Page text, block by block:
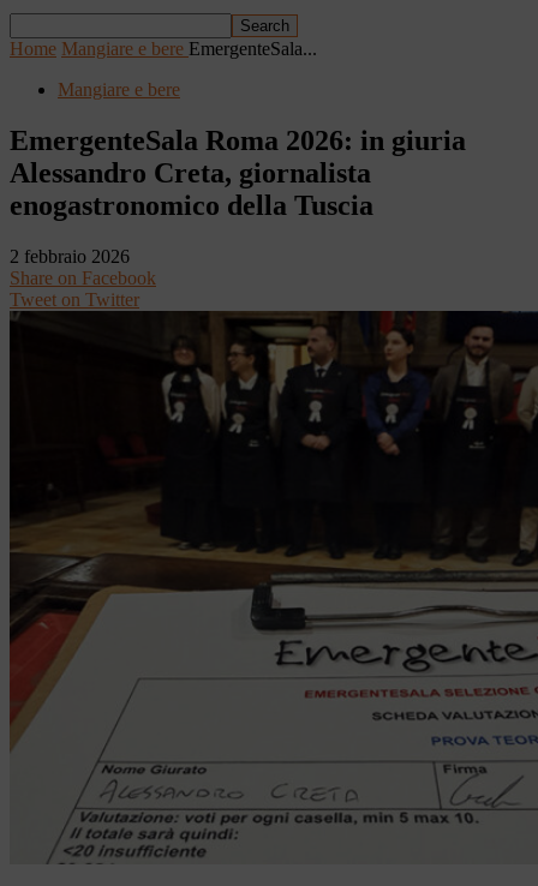
Home Mangiare e bere EmergenteSala...
Mangiare e bere
EmergenteSala Roma 2026: in giuria
Alessandro Creta, giornalista
enogastronomico della Tuscia
2 febbraio 2026
Share on Facebook
Tweet on Twitter